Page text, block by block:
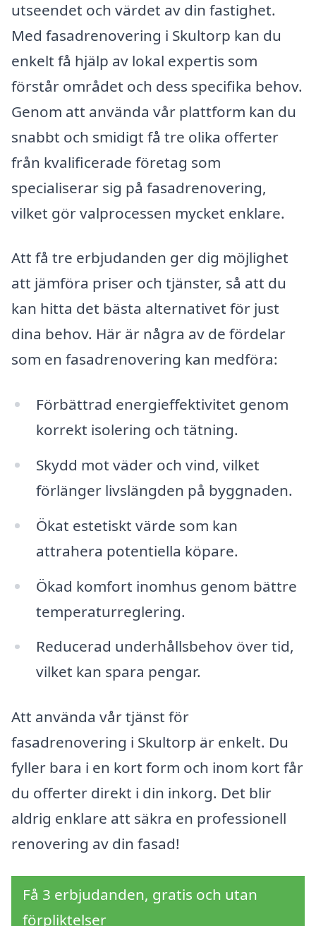
utseendet och värdet av din fastighet.
Med fasadrenovering i Skultorp kan du
enkelt få hjälp av lokal expertis som
förstår området och dess specifika behov.
Genom att använda vår plattform kan du
snabbt och smidigt få tre olika offerter
från kvalificerade företag som
specialiserar sig på fasadrenovering,
vilket gör valprocessen mycket enklare.
Att få tre erbjudanden ger dig möjlighet
att jämföra priser och tjänster, så att du
kan hitta det bästa alternativet för just
dina behov. Här är några av de fördelar
som en fasadrenovering kan medföra:
Förbättrad energieffektivitet genom
korrekt isolering och tätning.
Skydd mot väder och vind, vilket
förlänger livslängden på byggnaden.
Ökat estetiskt värde som kan
attrahera potentiella köpare.
Ökad komfort inomhus genom bättre
temperaturreglering.
Reducerad underhållsbehov över tid,
vilket kan spara pengar.
Att använda vår tjänst för
fasadrenovering i Skultorp är enkelt. Du
fyller bara i en kort form och inom kort får
du offerter direkt i din inkorg. Det blir
aldrig enklare att säkra en professionell
renovering av din fasad!
Få 3 erbjudanden, gratis och utan
förpliktelser